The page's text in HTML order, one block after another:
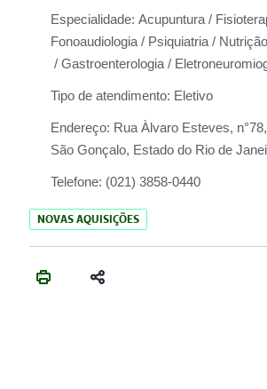
Especialidade: Acupuntura /
Fonoaudiologia / Psiquiatria /
/ Gastroenterologia /
Tipo de atendimento: Eletivo
Endereço: Rua Àlvaro Esteves,
São Gonçalo, Estado do Rio de
Telefone: (021) 3858-0440
NOVAS AQUISIÇÕES